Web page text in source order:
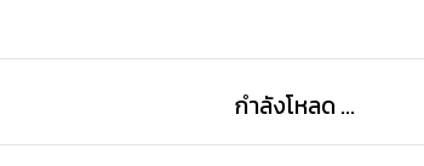
กำลังโหลด ...